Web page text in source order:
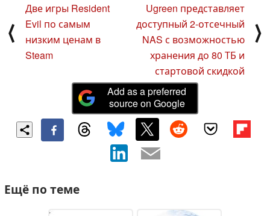
⟨
Две игры Resident
Evil по самым
низким ценам в
Steam
Ugreen представляет
доступный 2-отсечный
NAS с возможностью
хранения до 80 ТБ и
стартовой скидкой
⟩
Add as a preferred
source on Google
Ещё по теме